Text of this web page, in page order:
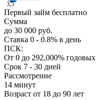
3,5
Первый займ бесплатно
Сумма
до 30 000 руб.
Ставка 0 - 0.8% в день
ПСК:
От 0 до 292,000% годовых
Срок 7 - 30 дней
Рассмотрение
14 минут
Возраст от 18 до 90 лет